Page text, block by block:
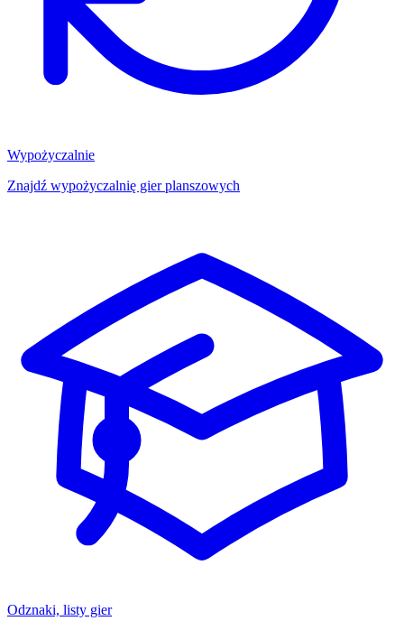
Wypożyczalnie
Znajdź wypożyczalnię gier planszowych
Odznaki, listy gier